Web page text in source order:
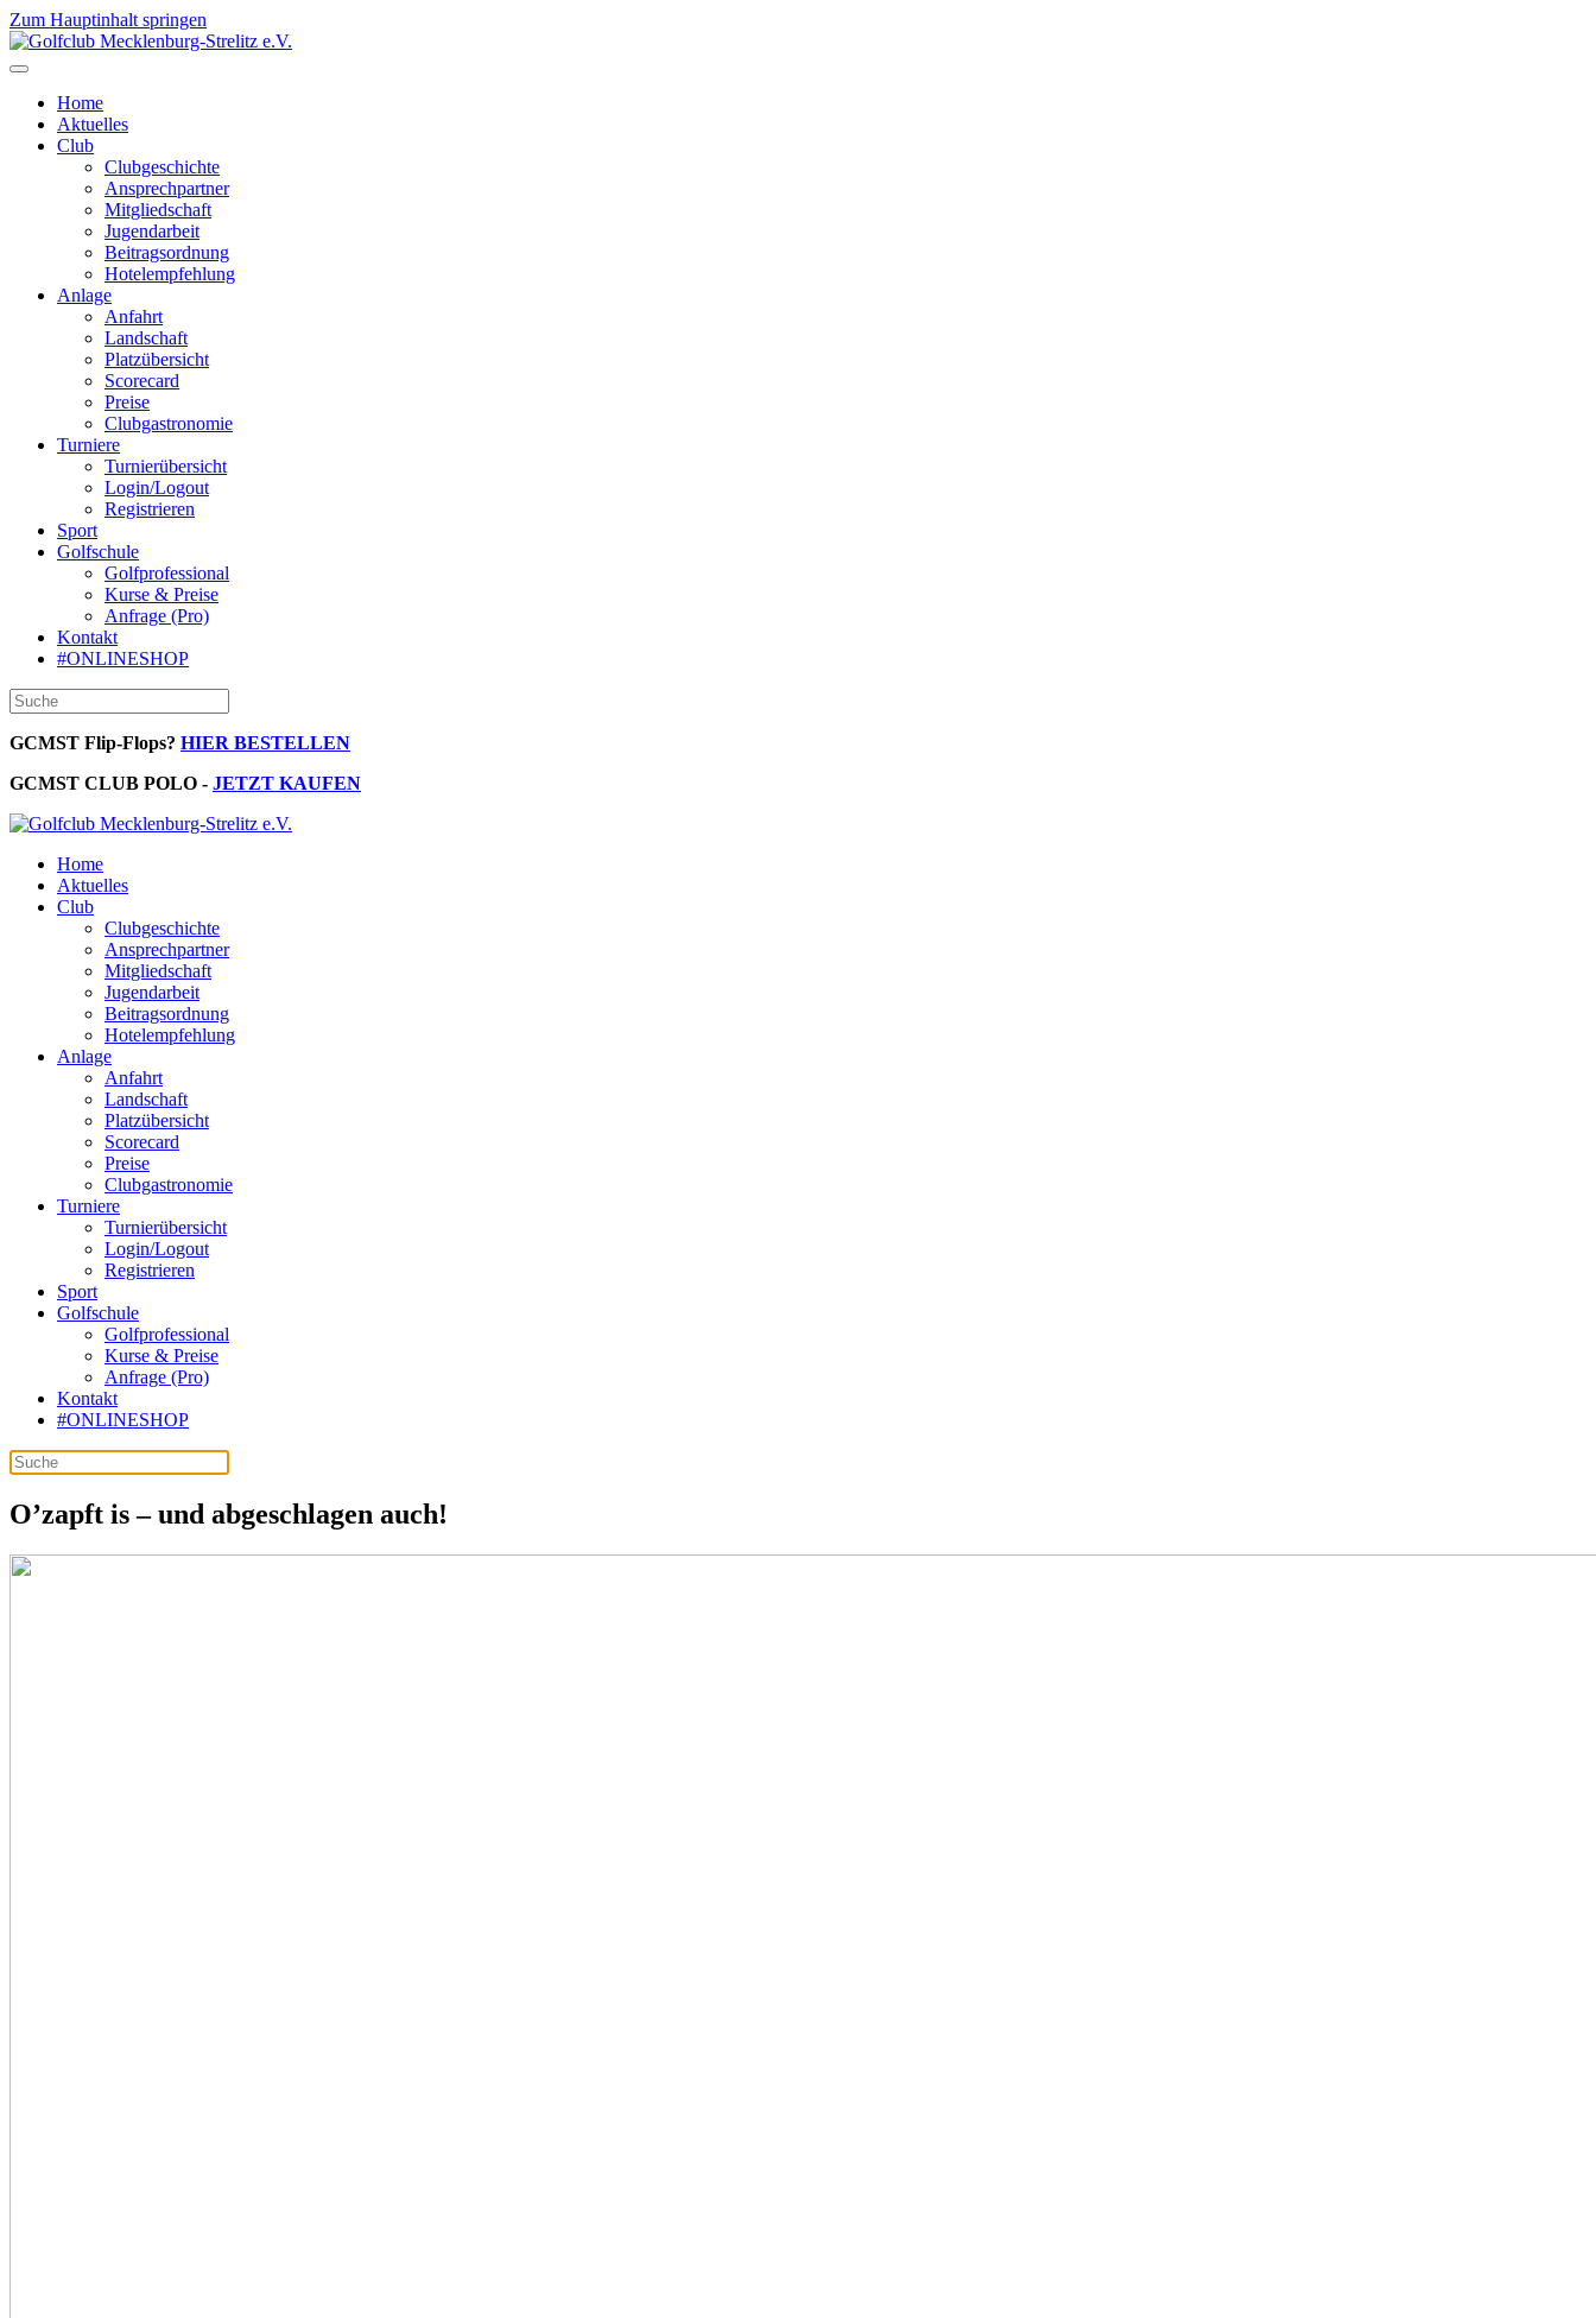
Zum Hauptinhalt springen
Home
Aktuelles
Club
Clubgeschichte
Ansprechpartner
Mitgliedschaft
Jugendarbeit
Beitragsordnung
Hotelempfehlung
Anlage
Anfahrt
Landschaft
Platzübersicht
Scorecard
Preise
Clubgastronomie
Turniere
Turnierübersicht
Login/Logout
Registrieren
Sport
Golfschule
Golfprofessional
Kurse & Preise
Anfrage (Pro)
Kontakt
#ONLINESHOP
GCMST Flip-Flops? HIER BESTELLEN
GCMST CLUB POLO - JETZT KAUFEN
Home
Aktuelles
Club
Clubgeschichte
Ansprechpartner
Mitgliedschaft
Jugendarbeit
Beitragsordnung
Hotelempfehlung
Anlage
Anfahrt
Landschaft
Platzübersicht
Scorecard
Preise
Clubgastronomie
Turniere
Turnierübersicht
Login/Logout
Registrieren
Sport
Golfschule
Golfprofessional
Kurse & Preise
Anfrage (Pro)
Kontakt
#ONLINESHOP
O’zapft is – und abgeschlagen auch!